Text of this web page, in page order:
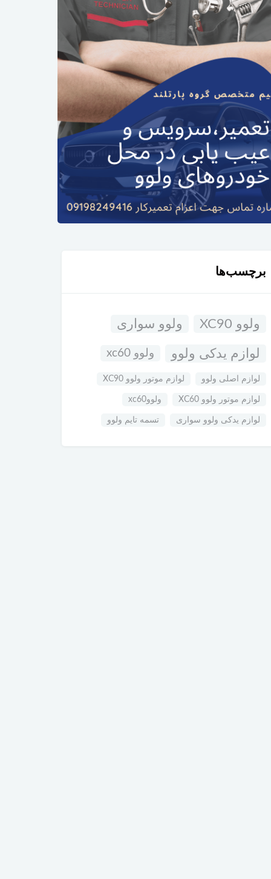
برچسب‌ها
ولوو XC90 ولوو سواری
لوازم یدکی ولوو ولوو xc60
لوازم اصلی ولوو لوازم موتور ولوو XC90
لوازم موتور ولوو XC60 ولووxc60
لوازم یدکی ولوو سواری تسمه تایم ولوو